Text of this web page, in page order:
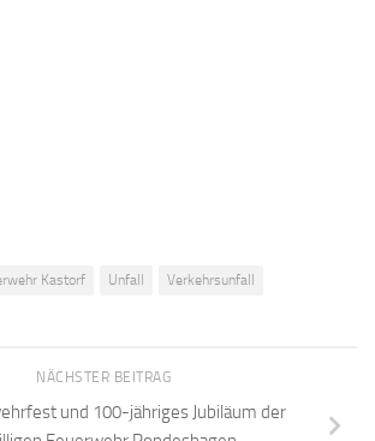
Kastorf Unfall Verkehrsunfall
NÄCHSTER BEITRAG
und 100-jähriges Jubiläum der